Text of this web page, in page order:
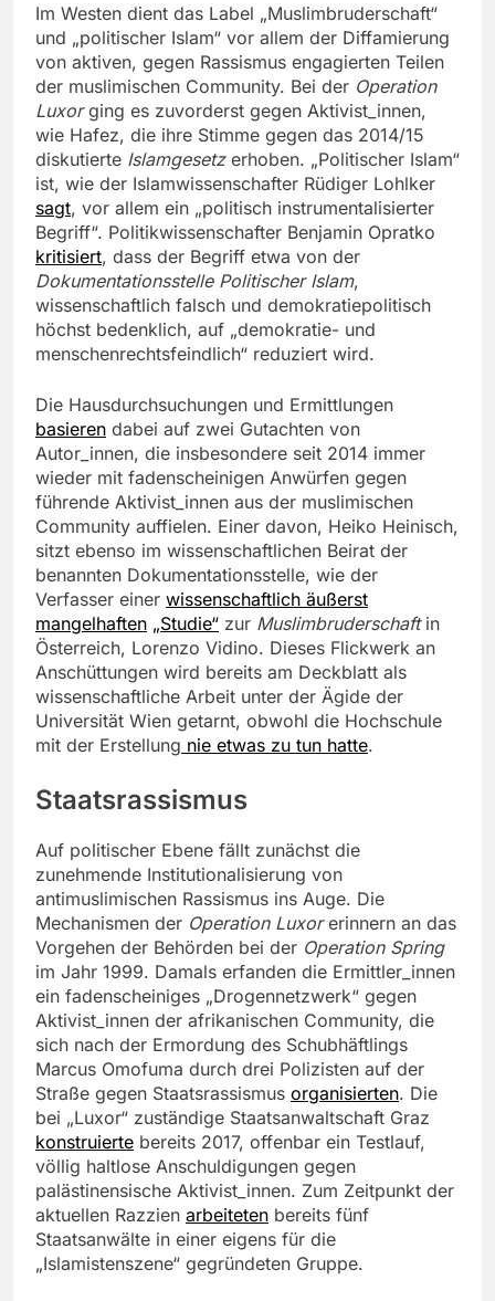
Im Westen dient das Label „Muslimbruderschaft“
und „politischer Islam“ vor allem der Diffamierung
von aktiven, gegen Rassismus engagierten Teilen
der muslimischen Community. Bei der Operation
Luxorging es zuvorderst gegen Aktivist_innen,
wie Hafez, die ihre Stimme gegen das 2014/15
diskutierte Islamgesetzerhoben. „Politischer Islam“
ist, wie der Islamwissenschafter Rüdiger Lohlker
sagt, vor allem ein „politisch instrumentalisierter
Begriff“. Politikwissenschafter Benjamin Opratko
kritisiert, dass der Begriff etwa von der
Dokumentationsstelle Politischer Islam,
wissenschaftlich falsch und demokratiepolitisch
höchst bedenklich, auf „demokratie- und
menschenrechtsfeindlich“ reduziert wird.
Die Hausdurchsuchungen und Ermittlungen
basieren dabei auf zwei Gutachten von
Autor_innen, die insbesondere seit 2014 immer
wieder mit fadenscheinigen Anwürfen gegen
führende Aktivist_innen aus der muslimischen
Community auffielen. Einer davon, Heiko Heinisch,
sitzt ebenso im wissenschaftlichen Beirat der
benannten Dokumentationsstelle, wie der
Verfasser einer wissenschaftlich äußerst
mangelhaften „Studie“ zur Muslimbruderschaftin
Österreich, Lorenzo Vidino. Dieses Flickwerk an
Anschüttungen wird bereits am Deckblatt als
wissenschaftliche Arbeit unter der Ägide der
Universität Wien getarnt, obwohl die Hochschule
mit der Erstellung nie etwas zu tun hatte.
Staatsrassismus
Auf politischer Ebene fällt zunächst die
zunehmende Institutionalisierung von
antimuslimischen Rassismus ins Auge. Die
Mechanismen der Operation Luxorerinnern an das
Vorgehen der Behörden bei der Operation Spring
im Jahr 1999. Damals erfanden die Ermittler_innen
ein fadenscheiniges „Drogennetzwerk“ gegen
Aktivist_innen der afrikanischen Community, die
sich nach der Ermordung des Schubhäftlings
Marcus Omofuma durch drei Polizisten auf der
Straße gegen Staatsrassismus organisierten. Die
bei „Luxor“ zuständige Staatsanwaltschaft Graz
konstruierte bereits 2017, offenbar ein Testlauf,
völlig haltlose Anschuldigungen gegen
palästinensische Aktivist_innen. Zum Zeitpunkt der
aktuellen Razzien arbeiteten bereits fünf
Staatsanwälte in einer eigens für die
„Islamistenszene“ gegründeten Gruppe.